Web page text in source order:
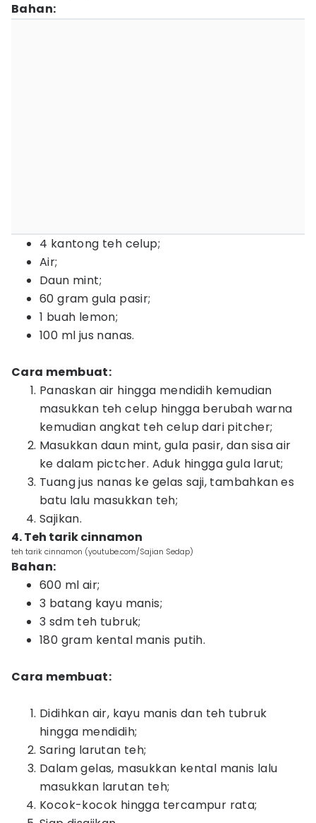
Bahan:
4 kantong teh celup;
Air;
Daun mint;
60 gram gula pasir;
1 buah lemon;
100 ml jus nanas.
Cara membuat:
Panaskan air hingga mendidih kemudian
masukkan teh celup hingga berubah warna
kemudian angkat teh celup dari pitcher;
Masukkan daun mint, gula pasir, dan sisa air
ke dalam pictcher. Aduk hingga gula larut;
Tuang jus nanas ke gelas saji, tambahkan es
batu lalu masukkan teh;
Sajikan.
4. Teh tarik cinnamon
teh tarik cinnamon (youtube.com/Sajian Sedap)
Bahan:
600 ml air;
3 batang kayu manis;
3 sdm teh tubruk;
180 gram kental manis putih.
Cara membuat:
Didihkan air, kayu manis dan teh tubruk
hingga mendidih;
Saring larutan teh;
Dalam gelas, masukkan kental manis lalu
masukkan larutan teh;
Kocok-kocok hingga tercampur rata;